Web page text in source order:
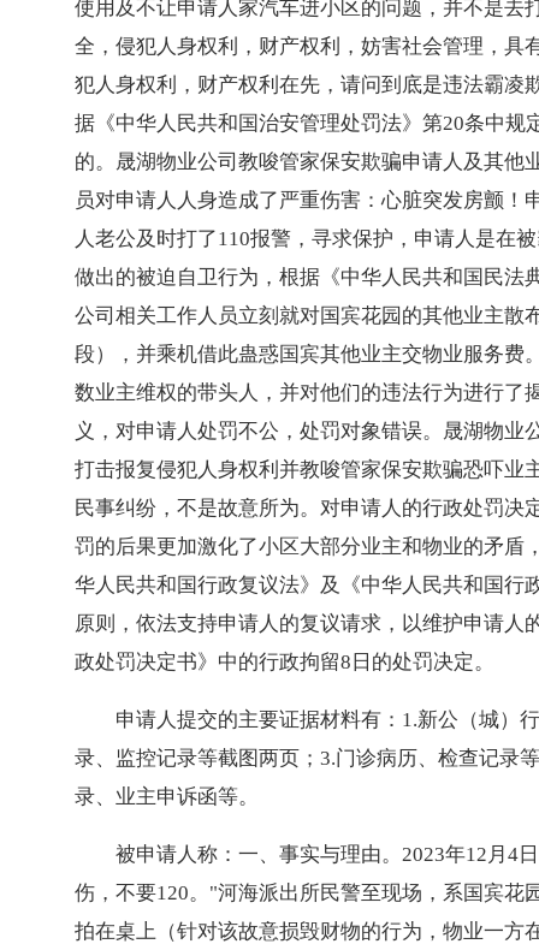
使用及不让申请人家汽车进小区的问题，并不是
全，侵犯人身权利，财产权利，妨害社会管理，
犯人身权利，财产权利在先，请问到底是违法霸
据《中华人民共和国治安管理处罚法》第20条中
的。晟湖物业公司教唆管家保安欺骗申请人及其
员对申请人人身造成了严重伤害：心脏突发房颤
人老公及时打了110报警，寻求保护，申请人是在
做出的被迫自卫行为，根据《中华人民共和国民法
公司相关工作人员立刻就对国宾花园的其他业主
段），并乘机借此蛊惑国宾其他业主交物业服务
数业主维权的带头人，并对他们的违法行为进行了
义，对申请人处罚不公，处罚对象错误。晟湖物
打击报复侵犯人身权利并教唆管家保安欺骗恐吓
民事纠纷，不是故意所为。对申请人的行政处罚
罚的后果更加激化了小区大部分业主和物业的矛
华人民共和国行政复议法》及《中华人民共和国
原则，依法支持申请人的复议请求，以维护申请人
政处罚决定书》中的行政拘留8日的处罚决定。
申请人提交的主要证据材料有：1.新公（城）
录、监控记录等截图两页；3.门诊病历、检查记录
录、业主申诉函等。
被申请人称：一、事实与理由。2023年12月4
伤，不要120。"河海派出所民警至现场，系国宾
拍在桌上（针对该故意损毁财物的行为，物业一